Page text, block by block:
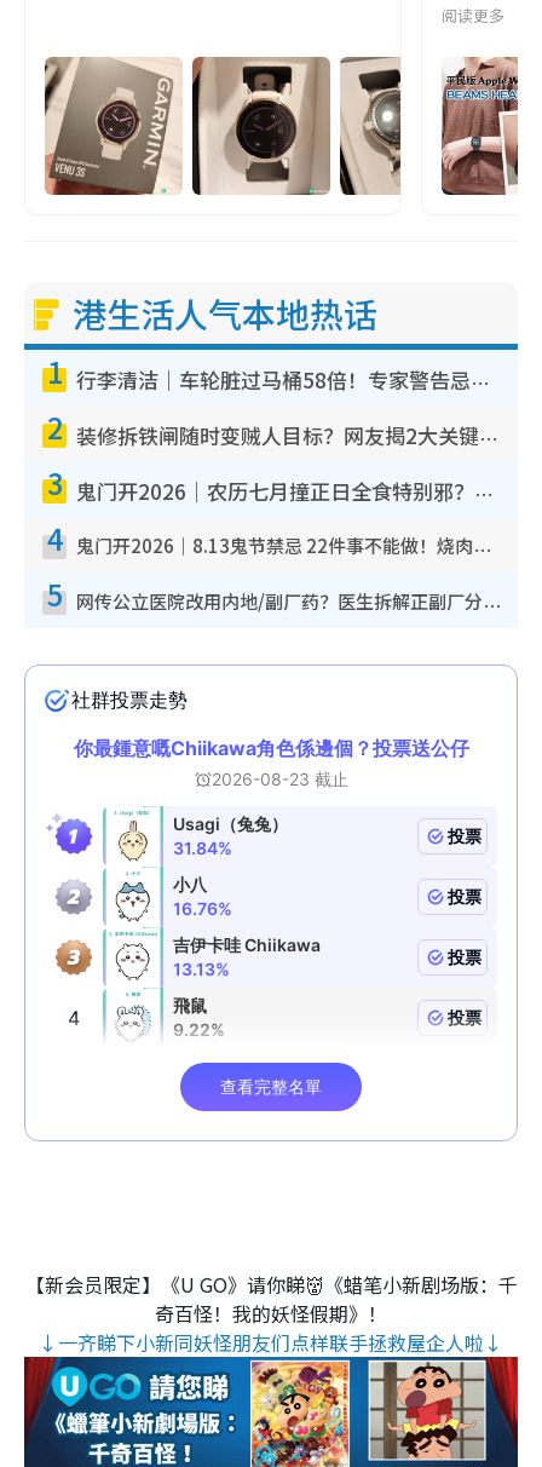
阅读更多
港生活人气本地热话
1 行李清洁｜车轮脏过马桶58倍！专家警告忌用酒精擦 教1招免脏手除菌
2 装修拆铁闸随时变贼人目标？网友揭2大关键用途：装新款等于白装？附新旧铁闸分别
3 鬼门开2026｜农历七月撞正日全食特别邪？专家警告切忌做一事！揭4大禁忌+2招保平安
4 鬼门开2026｜8.13鬼节禁忌 22件事不能做！烧肉、刺身要少食？半夜勿吹口哨/打给个电话
5 网传公立医院改用内地/副厂药？医生拆解正副厂分别，揭4类人换药随时出事
【新会员限定】《U GO》请你睇👹《蜡笔小新剧场版：千
奇百怪！我的妖怪假期》！
↓一齐睇下小新同妖怪朋友们点样联手拯救屋企人啦↓